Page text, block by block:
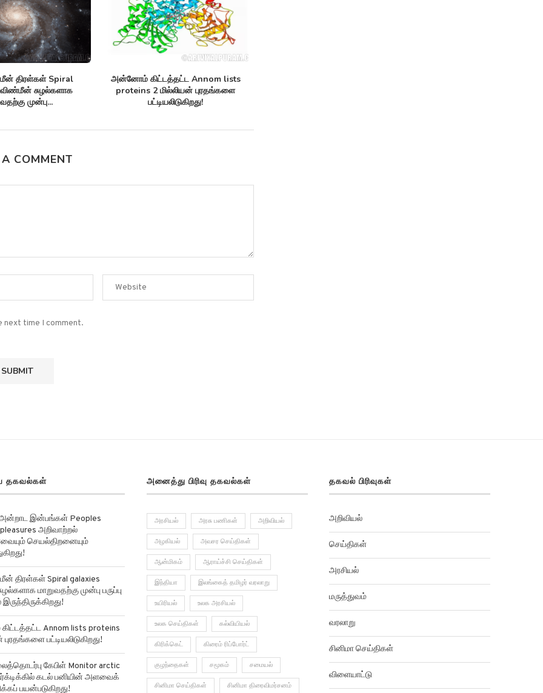
கேபிள் Monitor
ice ஆர்க்டிக்கில் கடல்...
செயற்கை நுண்ணுயிர் எதிர்ப்பிகள்
Synthetic antibiotics மருந்து-எதிர்ப்பு
சூப்பர்பக்குகளுக்கு எதிராக
தகவல்கள்
இன்பங்கள் Peoples
அறிவாற்றல்
செயல்திறனையும்
திரள்கள் Spiral galaxies
மாறுவதற்கு முன்பு பருப்பு
Annom lists proteins
கேபிள் Monitor arctic
கடல் பனியின் அளவைக்
அனைத்து பிரிவு தகவல்கள்
அரசியல் அரசு பணிகள் அறிவியல்
அழகியல் அவசர செய்திகள்
ஆன்மிகம் ஆராய்ச்சி செய்திகள்
இந்தியா இலங்கைத் தமிழர் வரலாறு
உயிரியல் உலக அரசியல்
உலக செய்திகள் கல்வியியல்
கிரிக்கெட் கிரைம் ரிப்போர்ட்
குழந்தைகள் சமூகம் சமையல்
தகவல் பிரிவுகள்